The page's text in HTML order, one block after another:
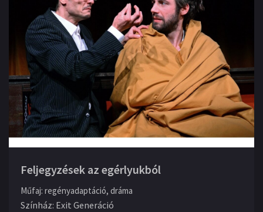
Feljegyzések az egérlyukból
Műfaj: regényadaptáció, dráma
Színház: Exit Generáció